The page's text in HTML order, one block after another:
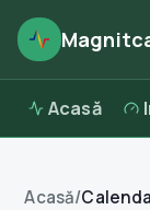
Acasă
Acasă/